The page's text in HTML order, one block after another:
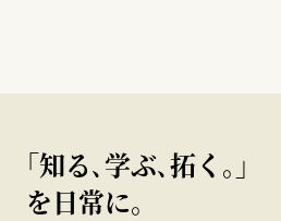
｢知る､学ぶ､拓く｡｣
を日常に。